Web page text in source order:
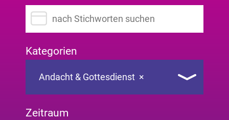
Suchbegriff eingeben
Kategorien
×
Andacht & Gottesdienst
Zeitraum